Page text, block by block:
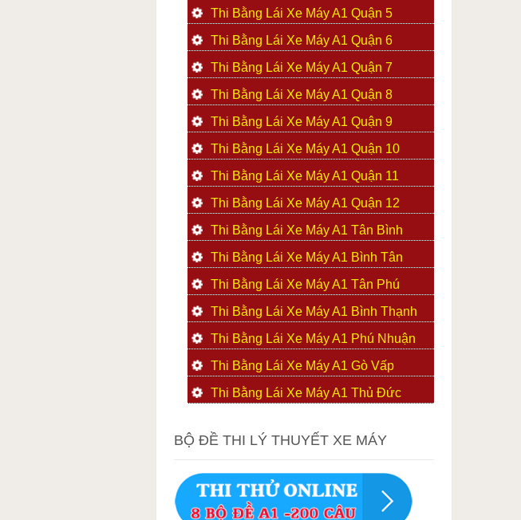
Thi Bằng Lái Xe Máy A1 Quận 5
Thi Bằng Lái Xe Máy A1 Quận 6
Thi Bằng Lái Xe Máy A1 Quận 7
Thi Bằng Lái Xe Máy A1 Quận 8
Thi Bằng Lái Xe Máy A1 Quận 9
Thi Bằng Lái Xe Máy A1 Quận 10
Thi Bằng Lái Xe Máy A1 Quận 11
Thi Bằng Lái Xe Máy A1 Quận 12
Thi Bằng Lái Xe Máy A1 Tân Bình
Thi Bằng Lái Xe Máy A1 Bình Tân
Thi Bằng Lái Xe Máy A1 Tân Phú
Thi Bằng Lái Xe Máy A1 Bình Thạnh
Thi Bằng Lái Xe Máy A1 Phú Nhuận
Thi Bằng Lái Xe Máy A1 Gò Vấp
Thi Bằng Lái Xe Máy A1 Thủ Đức
BỘ ĐỀ THI LÝ THUYẾT XE MÁY